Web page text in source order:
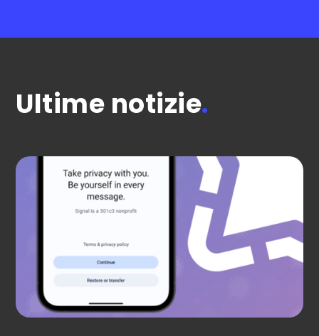
Ultime notizie.